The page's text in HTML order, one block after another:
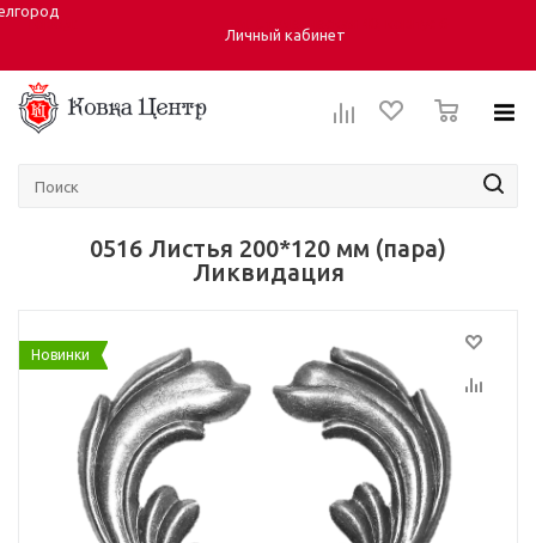
Город:
Личный кабинет
0516 Листья 200*120 мм (пара)
Ликвидация
Новинки